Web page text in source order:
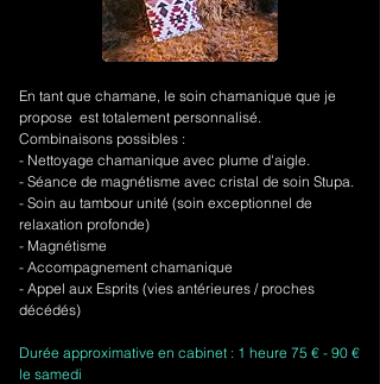
En tant que chamane, le soin chamanique que je
propose est totalement personnalisé.
Combinaisons possibles :
- Nettoyage chamanique avec plume d'aigle.
- Séance de magnétisme avec cristal de soin Stupa.
- Soin au tambour unité (soin exceptionnel de
relaxation profonde)
- Magnétisme
- Accompagnement chamanique
- Appel aux Esprits (vies antérieures / proches
décédés)
Durée approximative en cabinet : 1 heure 75 € - 90 €
le samedi